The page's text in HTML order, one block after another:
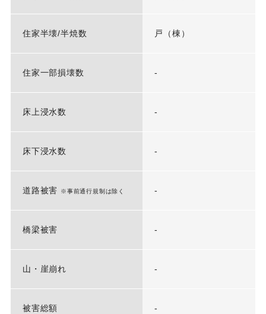
住家半壊/半焼数 戸（棟）
住家一部損壊数 -
床上浸水数 -
床下浸水数 -
道路被害 ※事前通行規制は除く -
橋梁被害 -
山・崖崩れ -
被害総額 -